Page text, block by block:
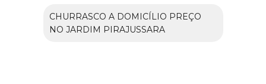
CHURRASCO A DOMICÍLIO PREÇO
NO JARDIM PIRAJUSSARA